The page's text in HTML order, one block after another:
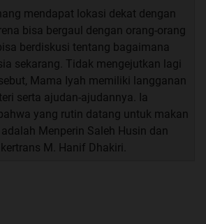
mendapat lokasi dekat dengan
bisa bergaul dengan orang-orang
berdiskusi tentang bagaimana
sekarang. Tidak mengejutkan lagi
Mama Iyah memiliki langganan
serta ajudan-ajudannya. Ia
yang rutin datang untuk makan
Menperin Saleh Husin dan
M. Hanif Dhakiri.